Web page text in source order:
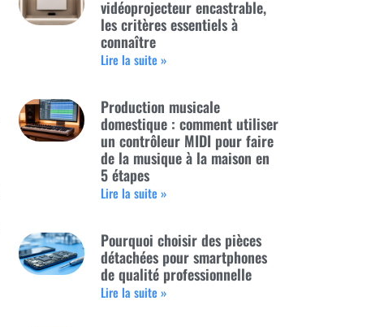
vidéoprojecteur encastrable,
les critères essentiels à
connaître
Lire la suite »
Production musicale
domestique : comment utiliser
un contrôleur MIDI pour faire
de la musique à la maison en
5 étapes
Lire la suite »
Pourquoi choisir des pièces
détachées pour smartphones
de qualité professionnelle
Lire la suite »